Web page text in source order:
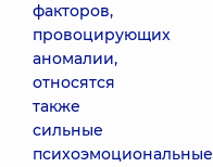
факторов,
провоцирующих
аномалии,
относятся
также
сильные
психоэмоциональные